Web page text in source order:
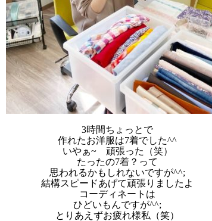
3時間ちょっとで
作れたお洋服は7着でした^^
いやぁ~ 頑張った（笑）
たったの7着？って
思われるかもしれないですが^^;
結構スピードあげて頑張りましたよ
コーディネートは
ひどいもんですが^^;
とりあえずお疲れ様私（笑）